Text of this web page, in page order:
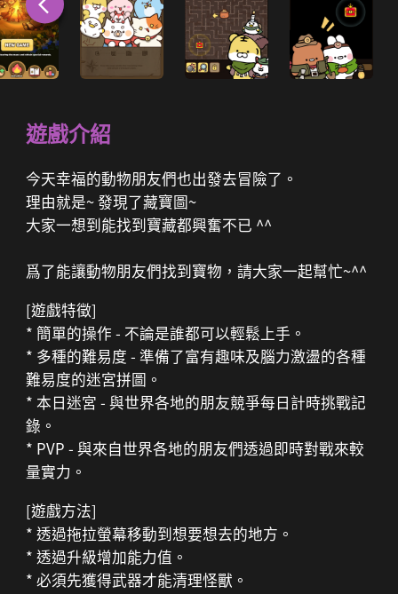
遊戲介紹
今天幸福的動物朋友們也出發去冒險了。
理由就是~ 發現了藏寶圖~
大家一想到能找到寶藏都興奮不已 ^^
爲了能讓動物朋友們找到寶物，請大家一起幫忙~^^
[遊戲特徵]
* 簡單的操作 - 不論是誰都可以輕鬆上手。
* 多種的難易度 - 準備了富有趣味及腦力激盪的各種
難易度的迷宮拼圖。
* 本日迷宮 - 與世界各地的朋友競爭每日計時挑戰記
錄。
* PVP - 與來自世界各地的朋友們透過即時對戰來較
量實力。
[遊戲方法]
* 透過拖拉螢幕移動到想要想去的地方。
* 透過升級增加能力值。
* 必須先獲得武器才能清理怪獸。